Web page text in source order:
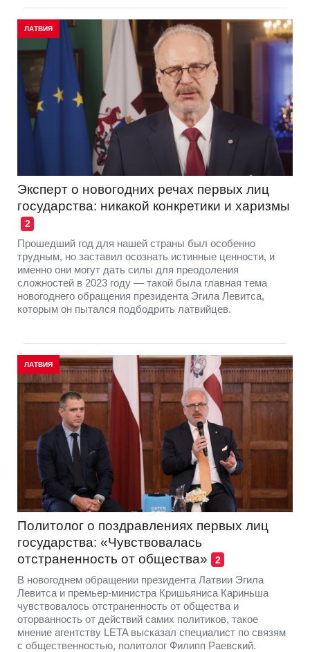
ЛАТВИЯ
Эксперт о новогодних речах первых лиц
государства: никакой конкретики и харизмы
2
Прошедший год для нашей страны был особенно
трудным, но заставил осознать истинные ценности, и
именно они могут дать силы для преодоления
сложностей в 2023 году — такой была главная тема
новогоднего обращения президента Эгила Левитса,
которым он пытался подбодрить латвийцев.
ЛАТВИЯ
Политолог о поздравлениях первых лиц
государства: «Чувствовалась
отстраненность от общества»
2
В новогоднем обращении президента Латвии Эгила
Левитса и премьер-министра Кришьяниса Кариньша
чувствовалось отстраненность от общества и
оторванность от действий самих политиков, такое
мнение агентству LETA высказал специалист по связям
с общественностью, политолог Филипп Раевский.